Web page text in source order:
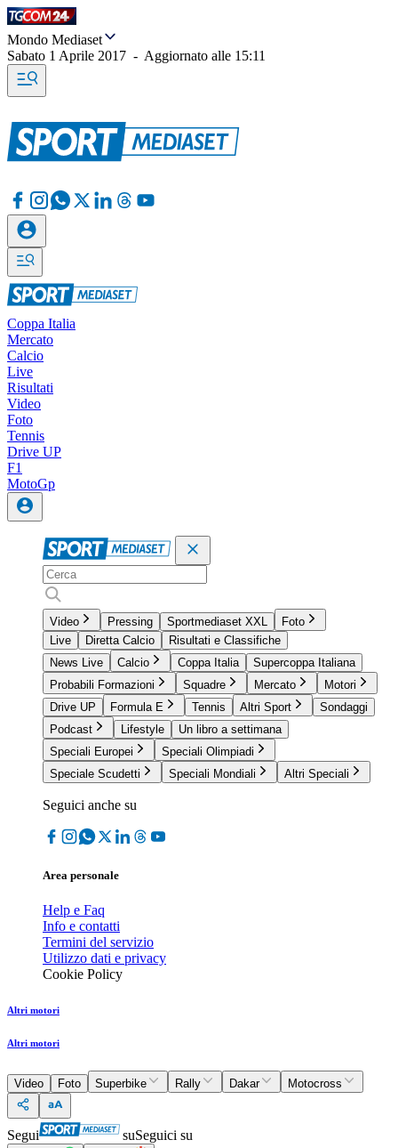
Mondo Mediaset
Sabato 1 Aprile 2017 - Aggiornato alle 15:11
Coppa Italia
Mercato
Calcio
Live
Risultati
Video
Foto
Tennis
Drive UP
F1
MotoGp
Video Pressing Sportmediaset XXL
Foto
Live
Diretta Calcio
Risultati e Classifiche
News Live
Calcio Coppa Italia
Supercoppa Italiana
Probabili Formazioni
Squadre Mercato
Motori
Drive UP
Formula E Tennis Altri Sport
Sondaggi
Podcast
Lifestyle
Un libro a settimana
Speciali Europei
Speciali Olimpiadi
Speciale Scudetti
Speciali Mondiali Altri Speciali
Seguici anche su
Area personale
Help e Faq
Info e contatti
Termini del servizio
Utilizzo dati e privacy
Cookie Policy
Altri motori
Altri motori
Video Foto Superbike Rally Dakar Motocross
Segui suSeguici su